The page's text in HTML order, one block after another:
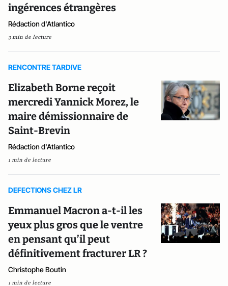
ingérences étrangères
Rédaction d'Atlantico
3 min de lecture
RENCONTRE TARDIVE
Elizabeth Borne reçoit
mercredi Yannick Morez, le
maire démissionnaire de
Saint-Brevin
Rédaction d'Atlantico
1 min de lecture
DEFECTIONS CHEZ LR
Emmanuel Macron a-t-il les
yeux plus gros que le ventre
en pensant qu’il peut
définitivement fracturer LR ?
Christophe Boutin
1 min de lecture